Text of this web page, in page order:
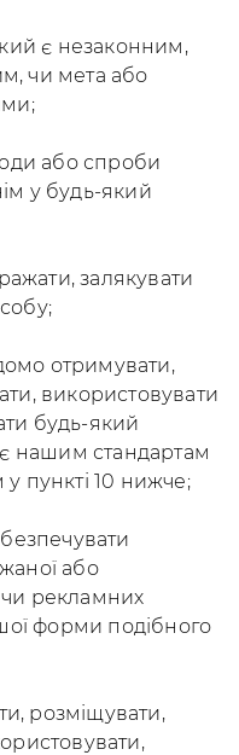
є незаконним,
чи мета або
або спроби
у будь-який
залякувати
отримувати,
використовувати
будь-який
нашим стандартам
пункті 10 нижче;
або
рекламних
форми подібного
розміщувати,